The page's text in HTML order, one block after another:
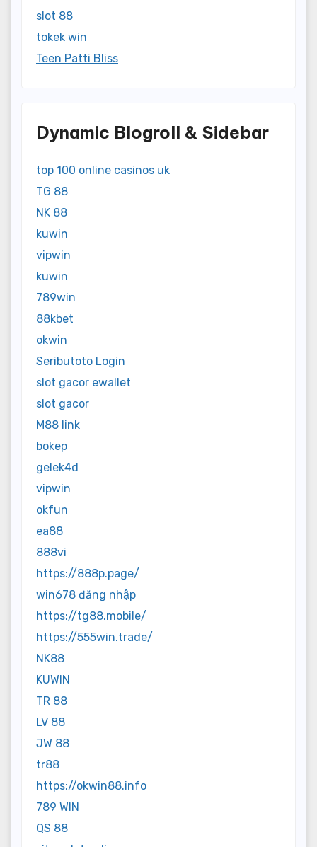
slot 88
tokek win
Teen Patti Bliss
Dynamic Blogroll & Sidebar
top 100 online casinos uk
TG 88
NK 88
kuwin
vipwin
kuwin
789win
88kbet
okwin
Seributoto Login
slot gacor ewallet
slot gacor
M88 link
bokep
gelek4d
vipwin
okfun
ea88
888vi
https://888p.page/
win678 đăng nhập
https://tg88.mobile/
https://555win.trade/
NK88
KUWIN
TR 88
LV 88
JW 88
tr88
https://okwin88.info
789 WIN
QS 88